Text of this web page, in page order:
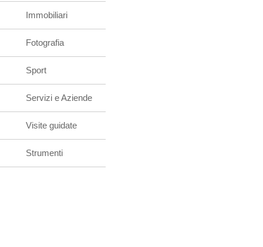
Immobiliari
Fotografia
Sport
Servizi e Aziende
Visite guidate
Strumenti